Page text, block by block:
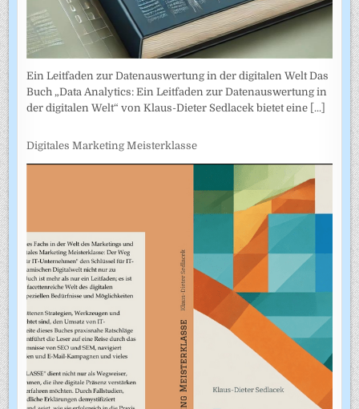
Ein Leitfaden zur Datenauswertung in der digitalen Welt Das
Buch „Data Analytics: Ein Leitfaden zur Datenauswertung in
der digitalen Welt“ von Klaus-Dieter Sedlacek bietet eine [...]
Digitales Marketing Meisterklasse